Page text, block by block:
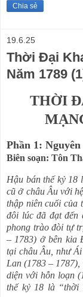
Chia sẻ
19.6.25
Thời Đại
Năm 1789
THỜI
Phần 1:
Biên soạn: Tôn
Hậu bán thế kỷ 18
cũ ở châu Âu với
thập niên cuối của
đôi lúc đã đạt đến
phong trào đòi tự
– 1783) ở bên kia
tại châu Âu, như
Lan (1783 –
diện với hỗn loạn
thế kỷ 18 là “thời